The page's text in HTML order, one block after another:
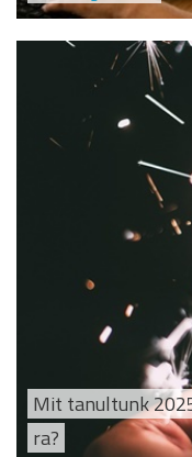
Mit tanultunk
ra?